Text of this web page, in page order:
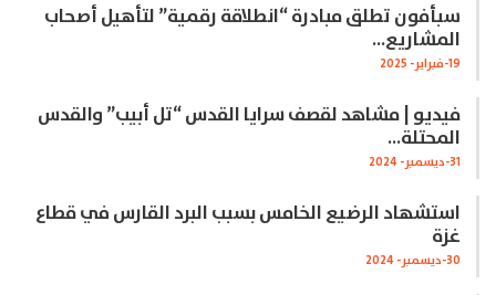
سبأفون تطلق مبادرة “انطلاقة رقمية” لتأهيل أصحاب
المشاريع…
19-فبراير- 2025
فيديو | مشاهد لقصف سرايا القدس “تل أبيب” والقدس
المحتلة…
31-ديسمبر- 2024
استشهاد الرضيع الخامس بسبب البرد القارس في قطاع
غزة
30-ديسمبر- 2024